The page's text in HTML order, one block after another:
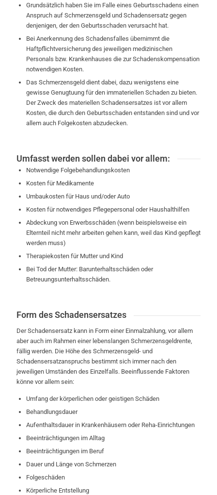
Grundsätzlich haben Sie im Falle eines Geburtsschadens einen
Anspruch auf Schmerzensgeld und Schadensersatz gegen
denjenigen, der den Geburtsschaden verursacht hat.
Bei Anerkennung des Schadensfalles übernimmt die
Haftpflichtversicherung des jeweiligen medizinischen
Personals bzw. Krankenhauses die zur Schadenskompensation
notwendigen Kosten.
Das Schmerzensgeld dient dabei, dazu wenigstens eine
gewisse Genugtuung für den immateriellen Schaden zu bieten.
Der Zweck des materiellen Schadensersatzes ist vor allem
Kosten, die durch den Geburtsschaden entstanden sind und vor
allem auch Folgekosten abzudecken.
Umfasst werden sollen dabei vor allem:
Notwendige Folgebehandlungskosten
Kosten für Medikamente
Umbaukosten für Haus und/oder Auto
Kosten für notwendiges Pflegepersonal oder Haushalthilfen
Abdeckung von Erwerbsschäden (wenn beispielsweise ein
Elternteil nicht mehr arbeiten gehen kann, weil das Kind gepflegt
werden muss)
Therapiekosten für Mutter und Kind
Bei Tod der Mutter: Barunterhaltsschäden oder
Betreuungsunterhaltsschäden.
Form des Schadensersatzes
Der Schadensersatz kann in Form einer Einmalzahlung, vor allem
aber auch im Rahmen einer lebenslangen Schmerzensgeldrente,
fällig werden. Die Höhe des Schmerzensgeld- und
Schadensersatzanspruchs bestimmt sich immer nach den
jeweiligen Umständen des Einzelfalls. Beeinflussende Faktoren
könne vor allem sein:
Umfang der körperlichen oder geistigen Schäden
Behandlungsdauer
Aufenthaltsdauer in Krankenhäusern oder Reha-Einrichtungen
Beeinträchtigungen im Alltag
Beeinträchtigungen im Beruf
Dauer und Länge von Schmerzen
Folgeschäden
Körperliche Entstellung